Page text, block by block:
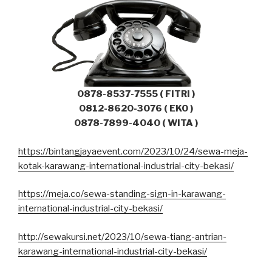
0878-8537-7555 ( FITRI )
0812-8620-3076 ( EKO )
0878-7899-4040 ( WITA )
https://bintangjayaevent.com/2023/10/24/sewa-meja-
kotak-karawang-international-industrial-city-bekasi/
https://meja.co/sewa-standing-sign-in-karawang-
international-industrial-city-bekasi/
http://sewakursi.net/2023/10/sewa-tiang-antrian-
karawang-international-industrial-city-bekasi/